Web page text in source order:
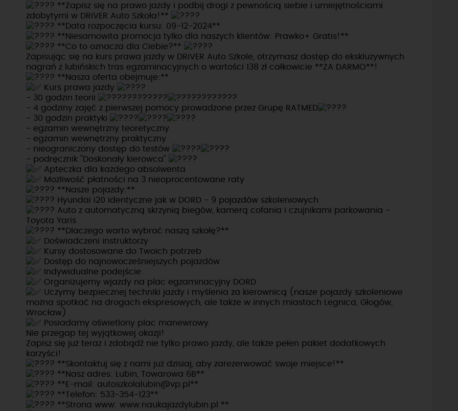
**Zapisz się na prawo jazdy i podbij drogi z pewnością siebie i umiejętnościami
zdobytymi w DRiVER Auto Szkoła!**
**Data rozpoczęcia kursu: 09-12-2024**
**Niesamowita promocja tylko dla naszych klientów: Prawko+ Gratis!**
**Co to oznacza dla Ciebie?**
Zapisując się na kurs prawa jazdy w DRiVER Auto Szkole, otrzymasz dostęp do ekskluzywnych
nagrań z lubińskich tras egzaminacyjnych o wartości 138 zł całkowicie **ZA DARMO**!
**Nasza oferta obejmuje:**
Kurs prawa jazdy
- 30 godzin teorii
- 4 godziny zajęć z pierwszej pomocy prowadzone przez Grupę RATMED
- 30 godzin praktyki
- egzamin wewnętrzny teoretyczny
- egzamin wewnętrzny praktyczny
- nieograniczony dostęp do testów
- podręcznik "Doskonały kierowca"
Apteczka dla każdego absolwenta
Możliwość płatności na 3 nieoprocentowane raty
**Nasze pojazdy:**
Hyundai i20 identyczne jak w DORD - 9 pojazdów szkoleniowych
Auto z automatyczną skrzynią biegów, kamerą cofania i czujnikami parkowania -
Toyota Yaris
**Dlaczego warto wybrać naszą szkołę?**
Doświadczeni instruktorzy
Kursy dostosowane do Twoich potrzeb
Dostęp do najnowocześniejszych pojazdów
Indywidualne podejście
Organizujemy wjazdy na plac egzaminacyjny DORD
Uczymy bezpiecznej techniki jazdy i myślenia za kierownicą (nasze pojazdy szkoleniowe
można spotkać na drogach ekspresowych, ale także w innych miastach Legnica, Głogów,
Wrocław)
Posiadamy oświetlony plac manewrowy.
Nie przegap tej wyjątkowej okazji!
Zapisz się już teraz i zdobądź nie tylko prawo jazdy, ale także pełen pakiet dodatkowych
korzyści!
**Skontaktuj się z nami już dzisiaj, aby zarezerwować swoje miejsce!**
**Nasz adres: Lubin, Towarowa 6B**
**E-mail: autoszkolalubin@vp.pl**
**Telefon: 533-354-123**
**Strona www: www.naukajazdylubin.pl
**